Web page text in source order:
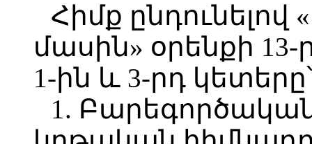
Հիմք ընդունելով
մասին» օրենքի
1-ին և 3-րդ կետերը՝
1.